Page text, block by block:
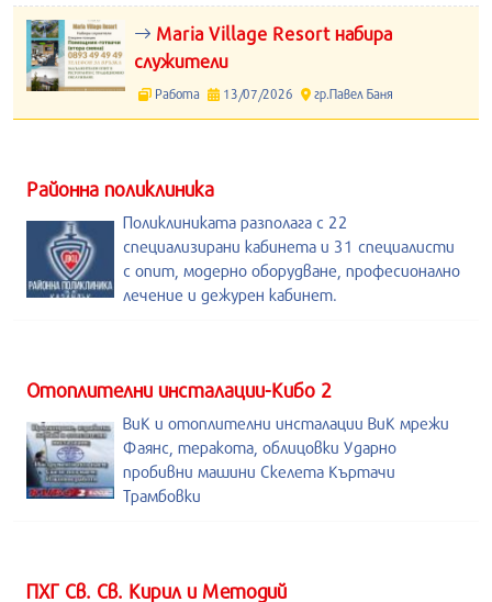
Maria Village Resort набира
служители
Работа 13/07/2026 гр.Павел Баня
Районна поликлиника
Поликлиниката разполага с 22
специализирани кабинета и 31 специалисти
с опит, модерно оборудване, професионално
лечение и дежурен кабинет.
Отоплителни инсталации-Кибо 2
ВиК и отоплителни инсталации ВиК мрежи
Фаянс, теракота, облицовки Ударно
пробивни машини Скелета Къртачи
Трамбовки
ПХГ Св. Св. Кирил и Методий